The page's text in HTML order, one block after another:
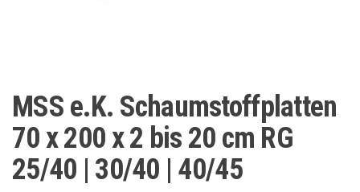
MSS e.K. Schaumstoffplatten
70 x 200 x 2 bis 20 cm RG
25/40 | 30/40 | 40/45